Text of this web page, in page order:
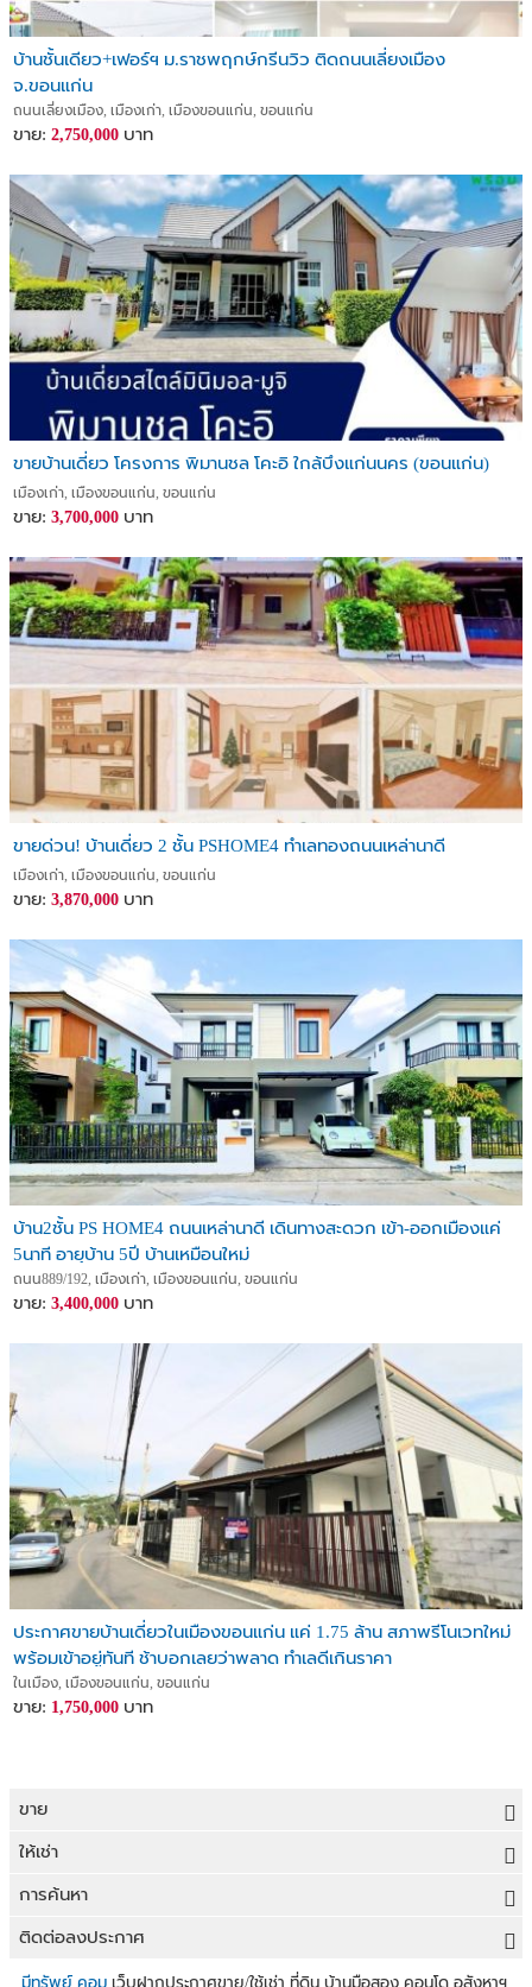
บ้านชั้นเดียว+เฟอร์ฯ ม.ราชพฤกษ์กรีนวิว ติดถนนเลี่ยงเมือง
จ.ขอนแก่น
ถนนเลี่ยงเมือง, เมืองเก่า, เมืองขอนแก่น, ขอนแก่น
ขาย: 2,750,000 บาท
ขายบ้านเดี่ยว โครงการ พิมานชล โคะอิ ใกล้บึงแก่นนคร (ขอนแก่น)
เมืองเก่า, เมืองขอนแก่น, ขอนแก่น
ขาย: 3,700,000 บาท
ขายด่วน! บ้านเดี่ยว 2 ชั้น PSHOME4 ทำเลทองถนนเหล่านาดี
เมืองเก่า, เมืองขอนแก่น, ขอนแก่น
ขาย: 3,870,000 บาท
บ้าน2ชั้น PS HOME4 ถนนเหล่านาดี เดินทางสะดวก เข้า-ออกเมืองแค่
5นาที อายุบ้าน 5ปี บ้านเหมือนใหม่
ถนน889/192, เมืองเก่า, เมืองขอนแก่น, ขอนแก่น
ขาย: 3,400,000 บาท
ประกาศขายบ้านเดี่ยวในเมืองขอนแก่น แค่ 1.75 ล้าน สภาพรีโนเวทใหม่
พร้อมเข้าอยู่ทันที ช้าบอกเลยว่าพลาด ทำเลดีเกินราคา
ในเมือง, เมืองขอนแก่น, ขอนแก่น
ขาย: 1,750,000 บาท
ขาย
ขายที่ดิน
ขายบ้าน
ขายคอนโด
ให้เช่า
ให้เช่าที่ดิน
ให้เช่าบ้าน
ให้เช่าคอนโด
การค้นหา
ขายที่ดิน
ประกาศขายที่ดิน
ติดต่อลงประกาศ
ลงประกาศขายฟรี
มีทรัพย์.คอม เว็บฝากประกาศขาย/ใช้เช่า ที่ดิน บ้านมือสอง คอนโด อสังหาฯ